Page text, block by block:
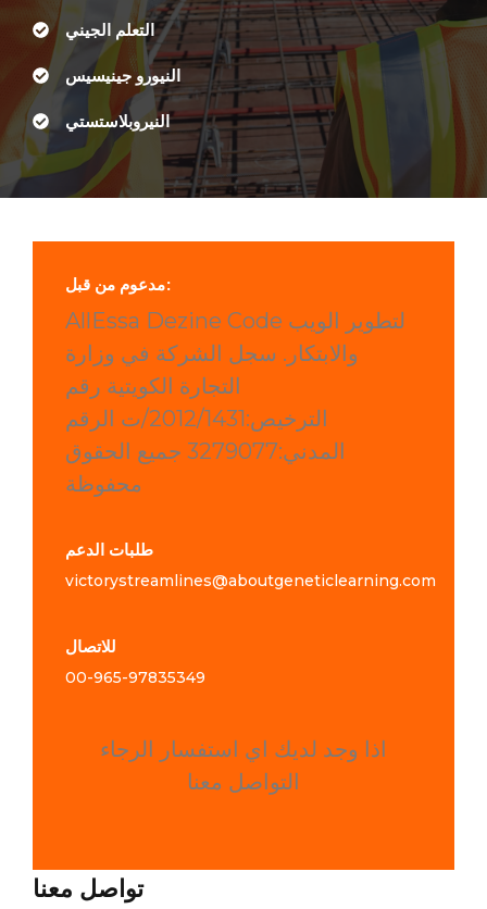
التعلم الجيني
النيورو جينيسيس
النيروبلاستستي
مدعوم من قبل:
AllEssa Dezine Code لتطوير الويب
والابتكار. سجل الشركة في وزارة
التجارة الكويتية رقم
الترخيص:2012/1431/ت الرقم
المدني:3279077 جميع الحقوق
محفوظة
طلبات الدعم
victorystreamlines@aboutgeneticlearning.com
للاتصال
00-965-97835349
اذا وجد لديك اي استفسار الرجاء
التواصل معنا
تواصل معنا